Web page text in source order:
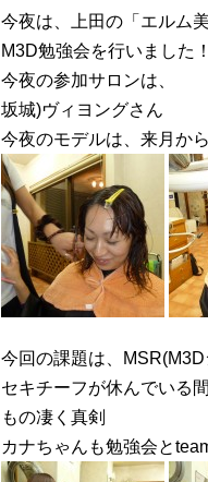
今夜は、上田の「エルム
M3D勉強会を行いました！
今夜の参加サロンは、
坂城)ヴィヨングさん
今夜のモデルは、来月か
今回の課題は、
セキチーフが休んでいる
もの凄く真剣
カナちゃんも勉強会と